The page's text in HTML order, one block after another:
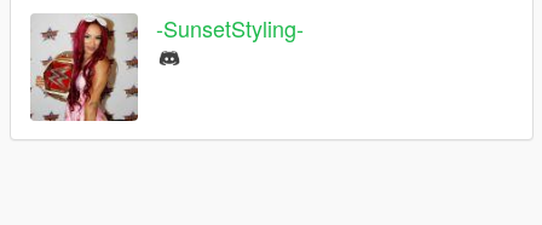
-SunsetStyling-